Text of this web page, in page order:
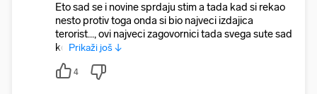
Eto sad se i novine sprdaju stim a tada kad si rekao
nesto protiv toga onda si bio najveci izdajica
terorist..., ovi najveci zagovornici tada svega sute sad
ko Prikaži još ↓
4